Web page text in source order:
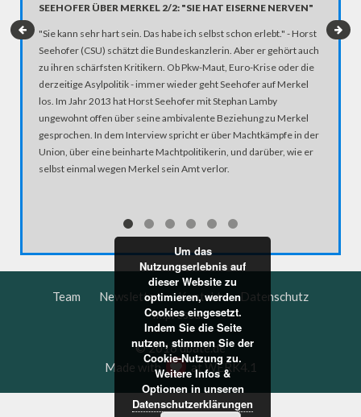
SEEHOFER ÜBER MERKEL 2/2: "SIE HAT EISERNE NERVEN"
"Sie kann sehr hart sein. Das habe ich selbst schon erlebt." - Horst
Seehofer (CSU) schätzt die Bundeskanzlerin. Aber er gehört auch
zu ihren schärfsten Kritikern. Ob Pkw-Maut, Euro-Krise oder die
derzeitige Asylpolitik - immer wieder geht Seehofer auf Merkel
los. Im Jahr 2013 hat Horst Seehofer mit Stephan Lamby
ungewohnt offen über seine ambivalente Beziehung zu Merkel
gesprochen. In dem Interview spricht er über Machtkämpfe in der
Union, über eine beinharte Machtpolitikerin, und darüber, wie er
selbst einmal wegen Merkel sein Amt verlor.
"Sie
Team Newsletter Kontakt
Datenschutz
Impressum
© 2016 dbate.de
Made with
atWERK4.1
Um das
Nutzungserlebnis auf
dieser Website zu
optimieren, werden
Cookies eingesetzt.
Indem Sie die Seite
nutzen, stimmen Sie der
Cookie-Nutzung zu.
Weitere Infos &
Optionen in unseren
Datenschutzerklärungen